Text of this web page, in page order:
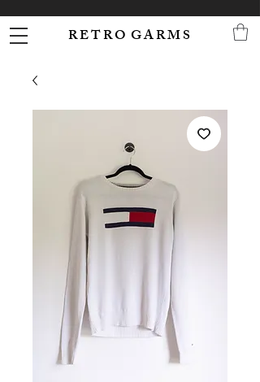
R E T R O G A R M S